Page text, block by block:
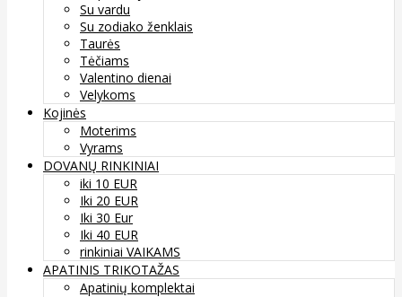
Su vardu
Su zodiako ženklais
Taurės
Tėčiams
Valentino dienai
Velykoms
Kojinės
Moterims
Vyrams
DOVANŲ RINKINIAI
iki 10 EUR
Iki 20 EUR
Iki 30 Eur
Iki 40 EUR
rinkiniai VAIKAMS
APATINIS TRIKOTAŽAS
Apatinių komplektai